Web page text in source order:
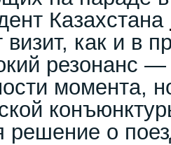
Казахстана
визит, как и в
резонанс —
момента,
решение о